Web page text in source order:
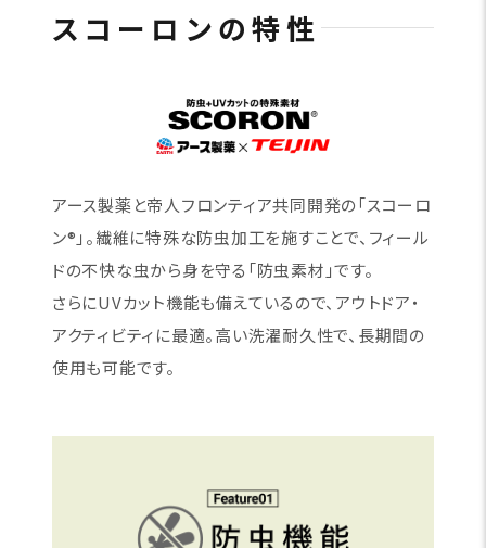
スコーロンの特性
アース製薬と帝人フロンティア共同開発の「スコーロ
ン®」。繊維に特殊な防虫加工を施すことで、フィール
ドの不快な虫から身を守る「防虫素材」です。
さらにUVカット機能も備えているので、アウトドア・
アクティビティに最適。高い洗濯耐久性で、長期間の
使用も可能です。